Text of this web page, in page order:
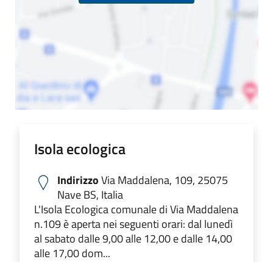
Isola ecologica
IndirizzoVia Maddalena, 109, 25075
Nave BS, Italia
L'Isola Ecologica comunale di Via Maddalena
n.109 è aperta nei seguenti orari: dal lunedì
al sabato dalle 9,00 alle 12,00 e dalle 14,00
alle 17,00 dom...